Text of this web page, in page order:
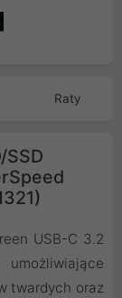
Raty
SSD
USB-C 3.2
twardych oraz